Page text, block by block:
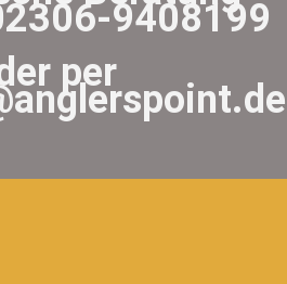
9408199
per